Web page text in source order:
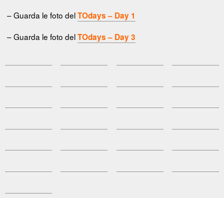
– Guarda le foto delTOdays – Day 1
– Guarda le foto delTOdays – Day 3